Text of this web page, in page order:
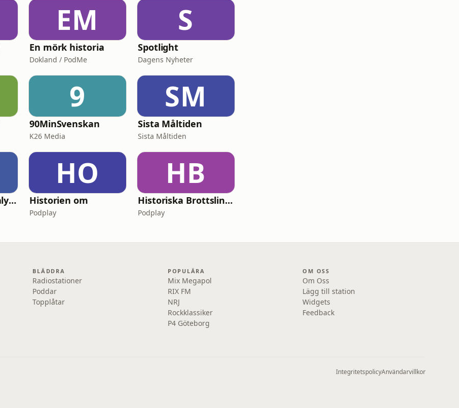
EM
En mörk historia
Dokland / PodMe
S
Spotlight
Dagens Nyheter
9
90MinSvenskan
K26 Media
SM
Sista Måltiden
Sista Måltiden
Kort & Lång – analyspodden från Di
HO
Historien om
Podplay
HB
Historiska Brottslingar
Podplay
BLÄDDRA
Radiostationer
Poddar
Topplåtar
POPULÄRA
Mix Megapol
RIX FM
NRJ
Rockklassiker
P4 Göteborg
OM OSS
Om Oss
Lägg till station
Widgets
Feedback
IntegritetspolicyAnvändarvillkor